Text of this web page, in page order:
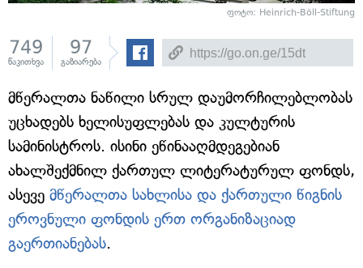
ფოტო: Heinrich-Böll-Stiftung
749
წაკითხვა
97
გაზიარება
მწერალთა ნაწილი სრულ დაუმორჩილებლობას
უცხადებს ხელისუფლებას და კულტურის
სამინისტროს. ისინი ეწინააღმდეგებიან
ახალშექმნილ ქართულ ლიტერატურულ ფონდს,
ასევე მწერალთა სახლისა და ქართული წიგნის
ეროვნული ფონდის ერთ ორგანიზაციად
გაერთიანებას.